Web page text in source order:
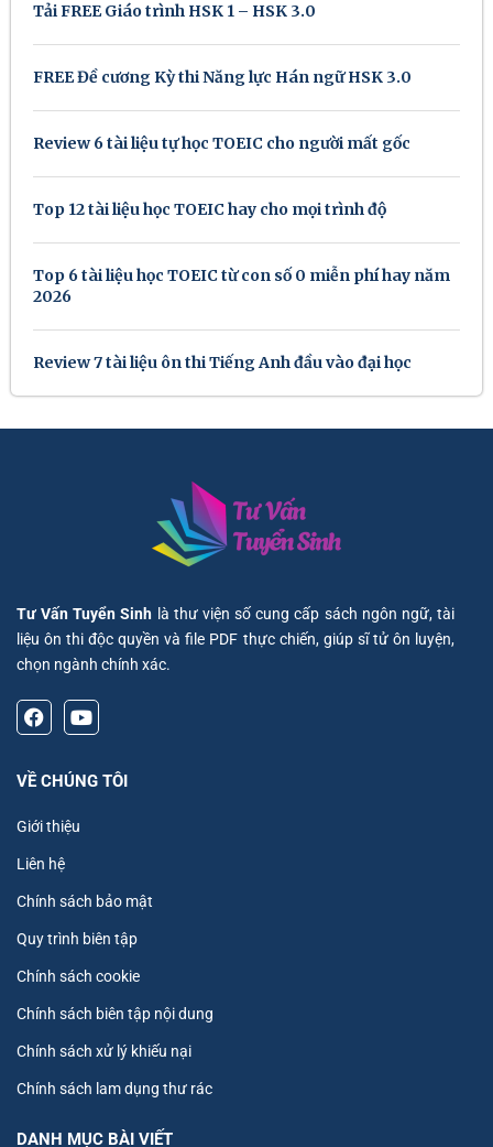
Tải FREE Giáo trình HSK 1 – HSK 3.0
FREE Đề cương Kỳ thi Năng lực Hán ngữ HSK 3.0
Review 6 tài liệu tự học TOEIC cho người mất gốc
Top 12 tài liệu học TOEIC hay cho mọi trình độ
Top 6 tài liệu học TOEIC từ con số 0 miễn phí hay năm
2026
Review 7 tài liệu ôn thi Tiếng Anh đầu vào đại học
Tư Vấn Tuyển Sinh là thư viện số cung cấp sách ngôn ngữ, tài
liệu ôn thi độc quyền và file PDF thực chiến, giúp sĩ tử ôn luyện,
chọn ngành chính xác.
VỀ CHÚNG TÔI
Giới thiệu
Liên hệ
Chính sách bảo mật
Quy trình biên tập
Chính sách cookie
Chính sách biên tập nội dung
Chính sách xử lý khiếu nại
Chính sách lam dụng thư rác
DANH MỤC BÀI VIẾT